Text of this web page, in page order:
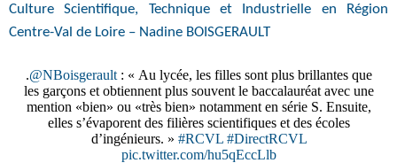
Culture Scientifique, Technique et Industrielle en Région
Centre-Val de Loire – Nadine BOISGERAULT
.@NBoisgerault: « Au lycée, les filles sont plus brillantes que
les garçons et obtiennent plus souvent le baccalauréat avec une
mention «bien» ou «très bien» notamment en série S. Ensuite,
elles s’évaporent des filières scientifiques et des écoles
d’ingénieurs. » #RCVL #DirectRCVL
pic.twitter.com/hu5qEccLlb